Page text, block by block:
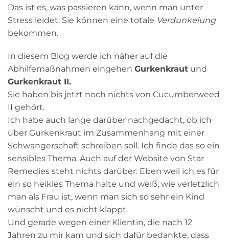
Das ist es, was passieren kann, wenn man unter
Stress leidet. Sie können eine totale Verdunkelung
bekommen.
In diesem Blog werde ich näher auf die
Abhilfemaßnahmen eingehen Gurkenkraut und
Gurkenkraut II.
Sie haben bis jetzt noch nichts von Cucumberweed
II gehört.
Ich habe auch lange darüber nachgedacht, ob ich
über Gurkenkraut im Zusammenhang mit einer
Schwangerschaft schreiben soll. Ich finde das so ein
sensibles Thema. Auch auf der Website von Star
Remedies steht nichts darüber. Eben weil ich es für
ein so heikles Thema halte und weiß, wie verletzlich
man als Frau ist, wenn man sich so sehr ein Kind
wünscht und es nicht klappt.
Und gerade wegen einer Klientin, die nach 12
Jahren zu mir kam und sich dafür bedankte, dass